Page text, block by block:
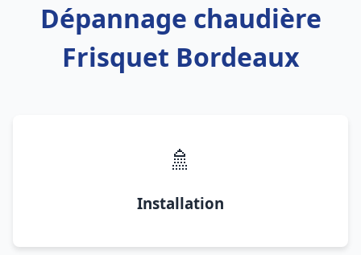
Dépannage chaudière
Frisquet Bordeaux
🚿
Installation